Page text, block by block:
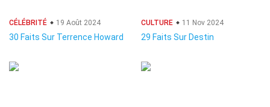
CÉLÉBRITÉ 19 Août 2024
30 Faits Sur Terrence Howard
CULTURE 11 Nov 2024
29 Faits Sur Destin